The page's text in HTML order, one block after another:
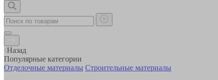
Назад
Популярные категории
Отделочные материалы Строительные материалы